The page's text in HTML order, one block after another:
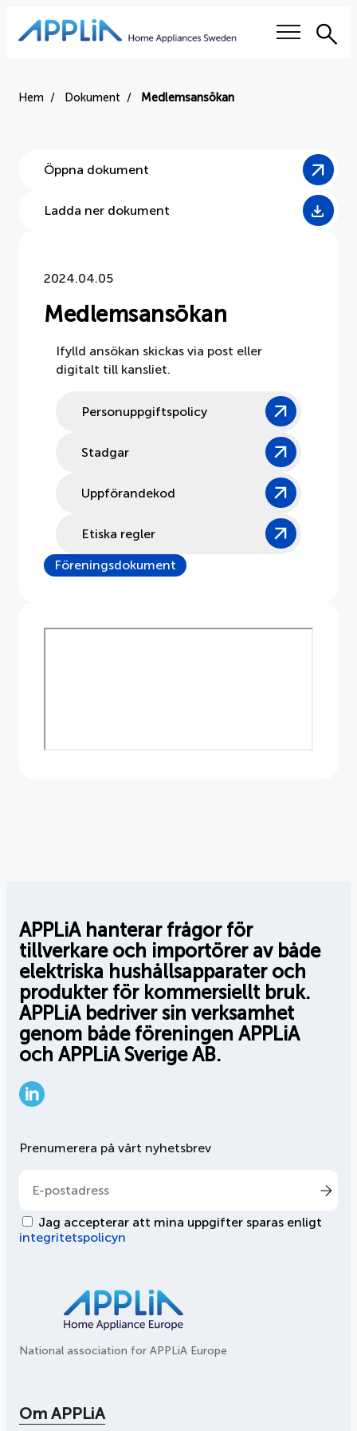
Sök
Våra frågor
Right to repair
Auktoriserade serviceverkstäder
Hem Dokument Medlemsansökan
Öppna dokument
Ladda ner dokument
2024.04.05
Medlemsansökan
Ifylld ansökan skickas via post eller
digitalt till kansliet.
Personuppgiftspolicy
Stadgar
Uppförandekod
Etiska regler
Föreningsdokument
APPLiA hanterar frågor för
tillverkare och importörer av både
elektriska hushållsapparater och
produkter för kommersiellt bruk.
APPLiA bedriver sin verksamhet
genom både föreningen APPLiA
och APPLiA Sverige AB.
National association for APPLiA Europe
Prenumerera på vårt nyhetsbrev
Jag accepterar att mina uppgifter sparas enligt
integritetspolicyn
Om APPLiA